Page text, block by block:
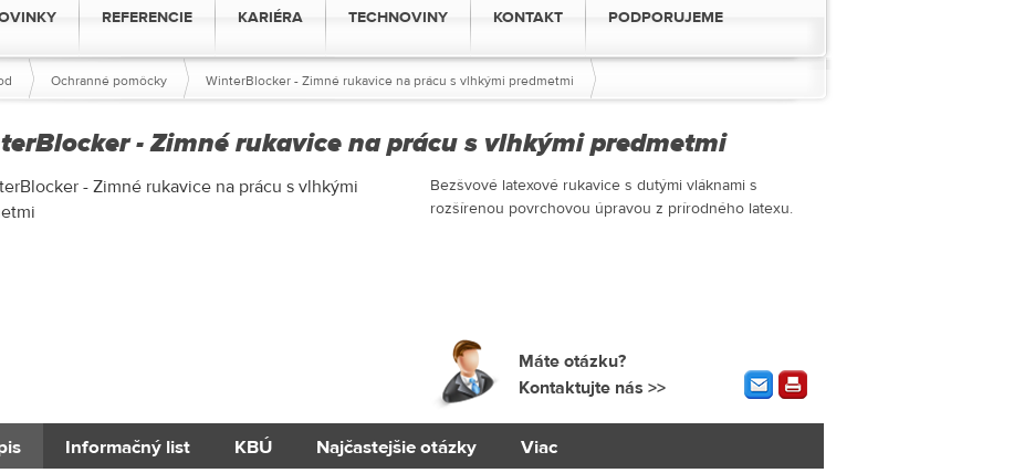
REFERENCIE KARIÉRA TECHNOVINY KONTAKT PODPORUJEME
Ochranné pomôcky WinterBlocker - Zimné rukavice na prácu s vlhkými predmetmi
- Zimné rukavice na prácu s vlhkými predmetmi
Bezšvové latexové rukavice s dutými vláknami s
rozšírenou povrchovou úpravou z prírodného latexu.
Máte otázku?
Kontaktujte nás >>
Informačný list KBÚ Najčastejšie otázky Viac